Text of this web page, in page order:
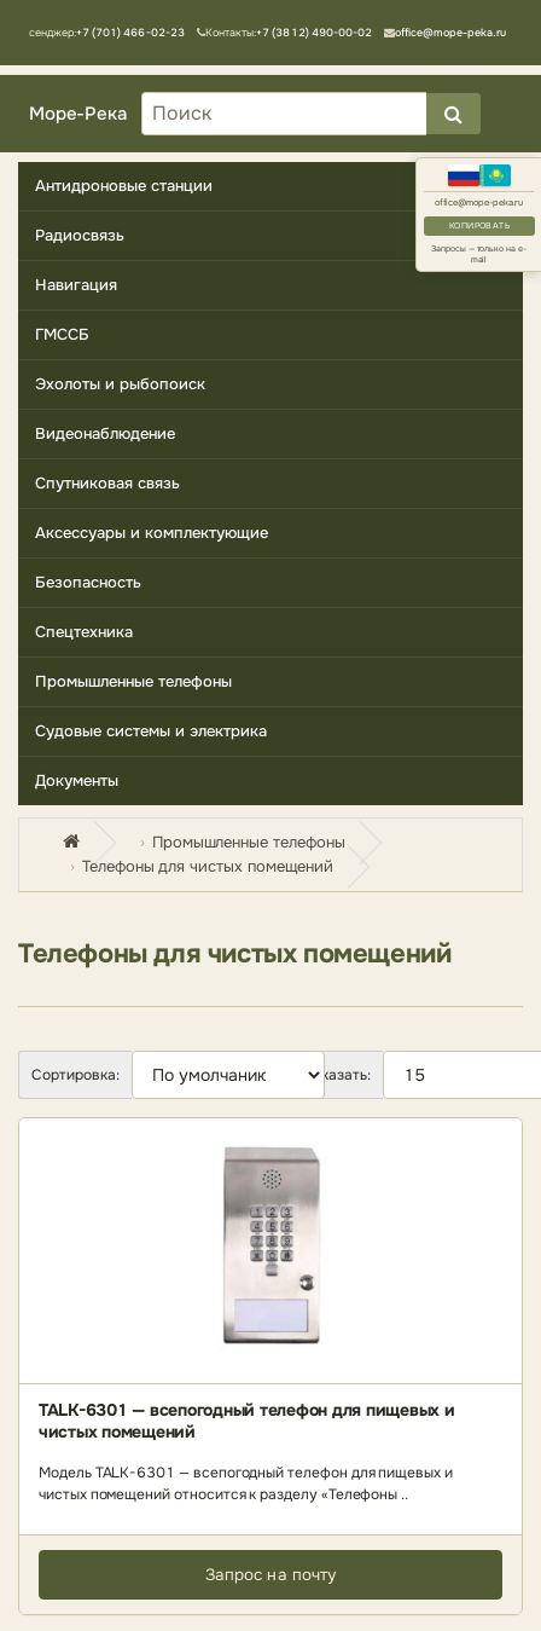
office@mope-peka.ru
КОПИРОВАТЬ
Запросы — только на e-
mail
Мессенджер:+7 (701) 466-02-23 Контакты:+7 (3812) 490-00-02 office@mope-peka.ru
Море-Река
Антидроновые станции
Радиосвязь
Навигация
ГМССБ
Эхолоты и рыбопоиск
Видеонаблюдение
Спутниковая связь
Аксессуары и комплектующие
Безопасность
Спецтехника
Промышленные телефоны
Судовые системы и электрика
Документы
Промышленные телефоны
Телефоны для чистых помещений
Телефоны для чистых помещений
Сортировка: Показать:
TALK-6301 — всепогодный телефон для пищевых и
чистых помещений
Модель TALK-6301 — всепогодный телефон для пищевых и
чистых помещений относится к разделу «Телефоны ..
Запрос на почту